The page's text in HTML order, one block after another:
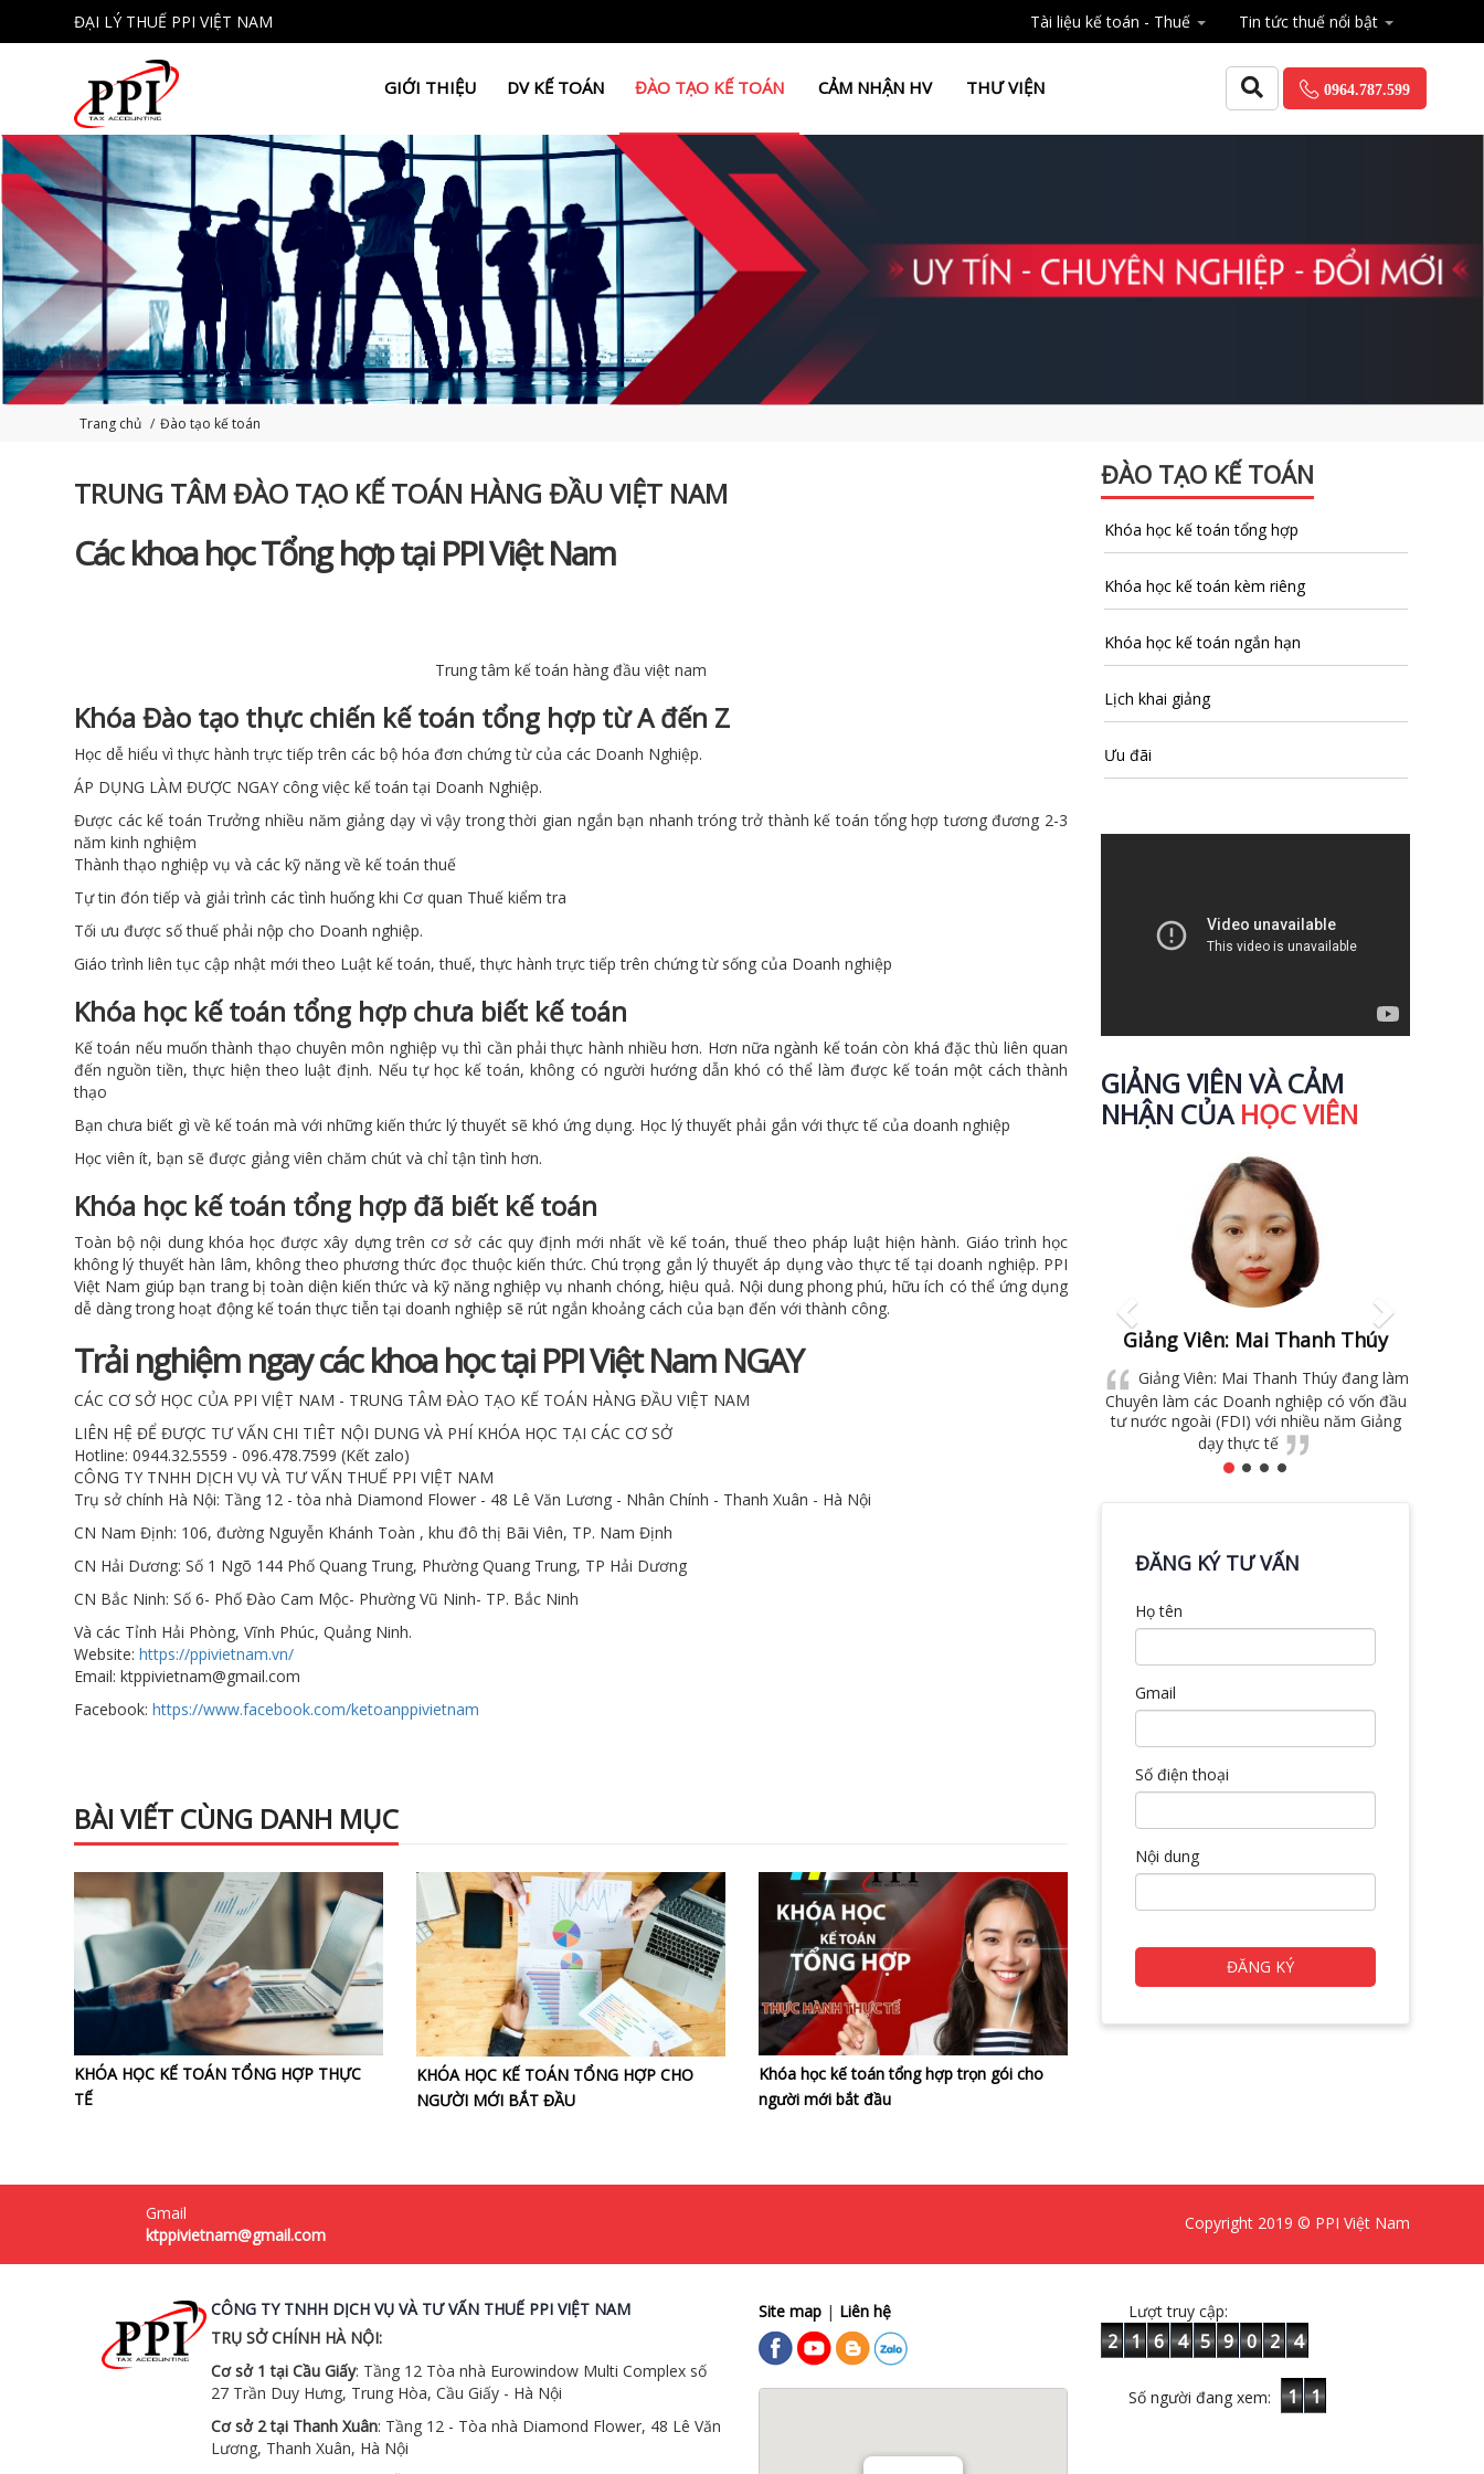
ĐẠI LÝ THUẾ PPI VIỆT NAM Tài liệu kế toán - Thuế Tin tức thuế nổi bật
GIỚI THIỆU DV KẾ TOÁN ĐÀO TẠO KẾ TOÁN CẢM NHẬN HV THƯ VIỆN 0964.787.599
Trang chủ / Đào tạo kế toán
TRUNG TÂM ĐÀO TẠO KẾ TOÁN HÀNG ĐẦU VIỆT NAM
Các khoa học Tổng hợp tại PPI Việt Nam
Trung tâm kế toán hàng đầu việt nam
Khóa Đào tạo thực chiến kế toán tổng hợp từ A đến Z
Học dễ hiểu vì thực hành trực tiếp trên các bộ hóa đơn chứng từ của các Doanh Nghiệp.
ÁP DỤNG LÀM ĐƯỢC NGAY công việc kế toán tại Doanh Nghiệp.
Được các kế toán Trưởng nhiều năm giảng dạy vì vậy trong thời gian ngắn bạn nhanh tróng trở thành kế toán tổng hợp tương đương 2-3
năm kinh nghiệm
Thành thạo nghiệp vụ và các kỹ năng về kế toán thuế
Tự tin đón tiếp và giải trình các tình huống khi Cơ quan Thuế kiểm tra
Tối ưu được số thuế phải nộp cho Doanh nghiệp.
Giáo trình liên tục cập nhật mới theo Luật kế toán, thuế, thực hành trực tiếp trên chứng từ sống của Doanh nghiệp
Khóa học kế toán tổng hợp chưa biết kế toán
Kế toán nếu muốn thành thạo chuyên môn nghiệp vụ thì cần phải thực hành nhiều hơn. Hơn nữa ngành kế toán còn khá đặc thù liên quan
đến nguồn tiền, thực hiện theo luật định. Nếu tự học kế toán, không có người hướng dẫn khó có thể làm được kế toán một cách thành
thạo
Bạn chưa biết gì về kế toán mà với những kiến thức lý thuyết sẽ khó ứng dụng. Học lý thuyết phải gắn với thực tế của doanh nghiệp
Học viên ít, bạn sẽ được giảng viên chăm chút và chỉ tận tình hơn.
Khóa học kế toán tổng hợp đã biết kế toán
Toàn bộ nội dung khóa học được xây dựng trên cơ sở các quy định mới nhất về kế toán, thuế theo pháp luật hiện hành. Giáo trình học
không lý thuyết hàn lâm, không theo phương thức đọc thuộc kiến thức. Chú trọng gắn lý thuyết áp dụng vào thực tế tại doanh nghiệp. PPI
Việt Nam giúp bạn trang bị toàn diện kiến thức và kỹ năng nghiệp vụ nhanh chóng, hiệu quả. Nội dung phong phú, hữu ích có thể ứng dụng
dễ dàng trong hoạt động kế toán thực tiễn tại doanh nghiệp sẽ rút ngắn khoảng cách của bạn đến với thành công.
Trải nghiệm ngay các khoa học tại PPI Việt Nam NGAY
CÁC CƠ SỞ HỌC CỦA PPI VIỆT NAM - TRUNG TÂM ĐÀO TẠO KẾ TOÁN HÀNG ĐẦU VIỆT NAM
LIÊN HỆ ĐỂ ĐƯỢC TƯ VẤN CHI TIÊT NỘI DUNG VÀ PHÍ KHÓA HỌC TẠI CÁC CƠ SỞ
Hotline: 0944.32.5559 - 096.478.7599 (Kết zalo)
CÔNG TY TNHH DỊCH VỤ VÀ TƯ VẤN THUẾ PPI VIỆT NAM
Trụ sở chính Hà Nội: Tầng 12 - tòa nhà Diamond Flower - 48 Lê Văn Lương - Nhân Chính - Thanh Xuân - Hà Nội
CN Nam Định: 106, đường Nguyễn Khánh Toàn , khu đô thị Bãi Viên, TP. Nam Định
CN Hải Dương: Số 1 Ngõ 144 Phố Quang Trung, Phường Quang Trung, TP Hải Dương
CN Bắc Ninh: Số 6- Phố Đào Cam Mộc- Phường Vũ Ninh- TP. Bắc Ninh
Và các Tỉnh Hải Phòng, Vĩnh Phúc, Quảng Ninh.
Website: https://ppivietnam.vn/
Email: ktppivietnam@gmail.com
Facebook: https://www.facebook.com/ketoanppivietnam
BÀI VIẾT CÙNG DANH MỤC
KHÓA HỌC KẾ TOÁN TỔNG HỢP THỰC
TẾ
KHÓA HỌC KẾ TOÁN TỔNG HỢP CHO
NGƯỜI MỚI BẮT ĐẦU
Khóa học kế toán tổng hợp trọn gói cho
người mới bắt đầu
ĐÀO TẠO KẾ TOÁN
Khóa học kế toán tổng hợp
Khóa học kế toán kèm riêng
Khóa học kế toán ngắn hạn
Lịch khai giảng
Ưu đãi
GIẢNG VIÊN VÀ CẢM
NHẬN CỦAHỌC VIÊN
Giảng Viên: Mai Thanh Thúy
Giảng Viên: Mai Thanh Thúy đang làm
Chuyên làm các Doanh nghiệp có vốn đầu
tư nước ngoài (FDI) với nhiều năm Giảng
dạy thực tế
hình DN
ĐĂNG KÝ TƯ VẤN
Họ tên
Gmail
Số điện thoại
Nội dung
ĐĂNG KÝ
Gmail
ktppivietnam@gmail.com
Copyright 2019 © PPI Việt Nam
CÔNG TY TNHH DỊCH VỤ VÀ TƯ VẤN THUẾ PPI VIỆT NAM
TRỤ SỞ CHÍNH HÀ NỘI:
Cơ sở 1 tại Cầu Giấy: Tầng 12 Tòa nhà Eurowindow Multi Complex số
27 Trần Duy Hưng, Trung Hòa, Cầu Giấy - Hà Nội
Cơ sở 2 tại Thanh Xuân: Tầng 12 - Tòa nhà Diamond Flower, 48 Lê Văn
Lương, Thanh Xuân, Hà Nội
Site map | Liên hệ Lượt truy cập:
2 1 6 4 5 9 0 2 4
Số người đang xem: 1 1